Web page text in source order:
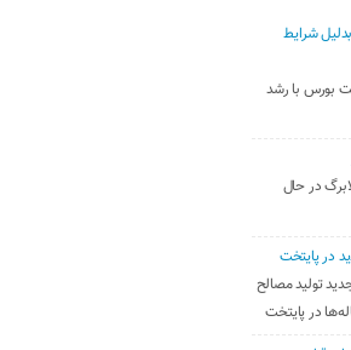
شرایط
بورس با رشد
در حال
در پایتخت
تولید مصالح
در پایتخت